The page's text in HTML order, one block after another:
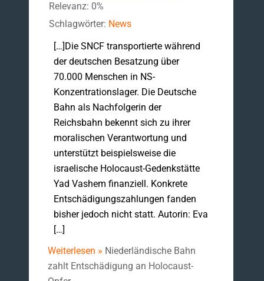
Relevanz: 0%
Schlagwörter: News
[…]Die SNCF transportierte während
der deutschen Besatzung über
70.000 Menschen in NS-
Konzentrationslager. Die Deutsche
Bahn als Nachfolgerin der
Reichsbahn bekennt sich zu ihrer
moralischen Verantwortung und
unterstützt beispielsweise die
israelische Holocaust-Gedenkstätte
Yad Vashem finanziell. Konkrete
Entschädigungszahlungen fanden
bisher jedoch nicht statt. Autorin: Eva
[…]
Weiterlesen » Niederländische Bahn
zahlt Entschädigung an Holocaust-